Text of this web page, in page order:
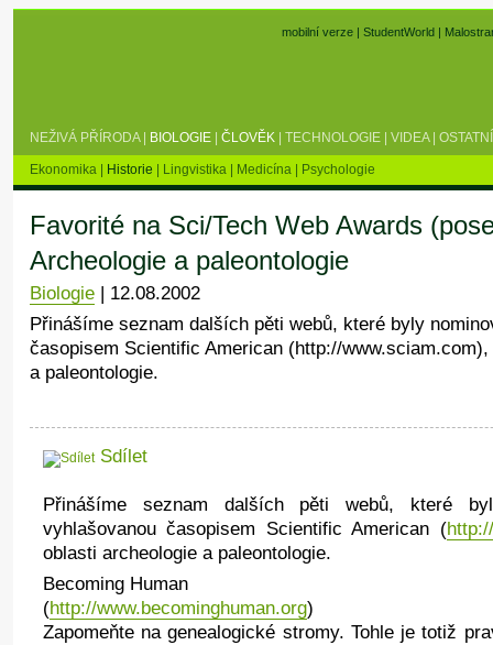
mobilní verze |StudentWorld |
NEŽIVÁ PŘÍRODA| BIOLOGIE | ČLOVĚK | TECHNOLOGIE | VIDEA| OSTATNÍ
Ekonomika | Historie | Lingvistika | Medicína | Psychologie
Favorité na Sci/Tech Web Awards
Archeologie a paleontologie
Biologie| 12.08.2002
Přinášíme seznam dalších pěti webů, které byly
časopisem Scientific American (http://
a paleontologie.
Sdílet
Přinášíme seznam dalších pěti webů, které
vyhlašovanou časopisem Scientific American (
oblasti archeologie a paleontologie.
Becoming Human
(http://www.becominghuman.org)
Zapomeňte na genealogické stromy. Tohle je totiž